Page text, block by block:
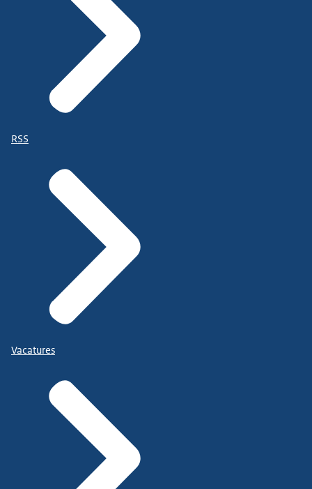
RSS
Vacatures